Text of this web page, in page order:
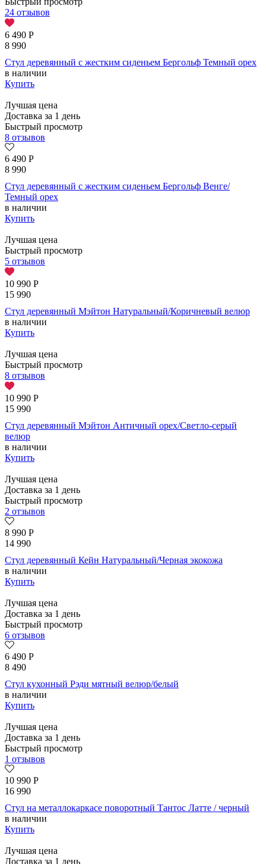
24 отзывов
6 490 Р
8 990
Стул деревянный с жестким сиденьем Бергольф Темный орех
в наличии
Купить
Лучшая цена
Доставка за 1 день
Быстрый просмотр
8 отзывов
6 490 Р
8 990
Стул деревянный с жестким сиденьем Бергольф Венге/
Темный орех
в наличии
Купить
Лучшая цена
Быстрый просмотр
5 отзывов
10 990 Р
15 990
Стул деревянный Мэйтон Натуральный/Коричневый велюр
в наличии
Купить
Лучшая цена
Быстрый просмотр
8 отзывов
10 990 Р
15 990
Стул деревянный Мэйтон Античный орех/Светло-серый
велюр
в наличии
Купить
Лучшая цена
Доставка за 1 день
Быстрый просмотр
2 отзывов
8 990 Р
14 990
Стул деревянный Кейн Натуральный/Черная экокожа
в наличии
Купить
Лучшая цена
Доставка за 1 день
Быстрый просмотр
6 отзывов
6 490 Р
8 490
Стул кухонный Рэди мятный велюр/белый
в наличии
Купить
Лучшая цена
Доставка за 1 день
Быстрый просмотр
1 отзывов
10 990 Р
16 990
Стул на металлокаркасе поворотный Тантос Латте / черный
в наличии
Купить
Лучшая цена
Доставка за 1 день